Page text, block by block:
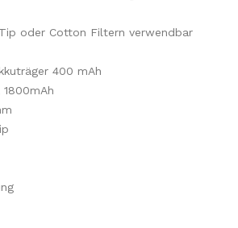
oder Cotton Filtern verwendbar
400 mAh